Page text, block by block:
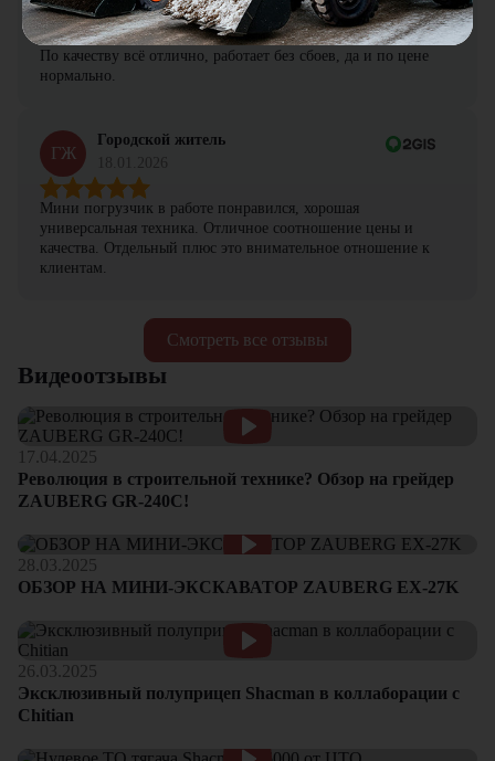
Смотреть все отзывы
Заказывал здесь шиномонтажный станок для грузовых авто.
По качеству всё отлично, работает без сбоев, да и по цене
нормально.
ГЖ
Городской житель
Мини погрузчик в работе понравился, хорошая
универсальная техника. Отличное соотношение цены и
качества. Отдельный плюс это внимательное отношение к
клиентам.
Видеоотзывы
17.04.2025
Революция в строительной технике? Обзор на грейдер
ZAUBERG GR-240C!
28.03.2025
ОБЗОР НА МИНИ-ЭКСКАВАТОР ZAUBERG EX-27K
26.03.2025
Эксклюзивный полуприцеп Shacman в коллаборации с
Chitian